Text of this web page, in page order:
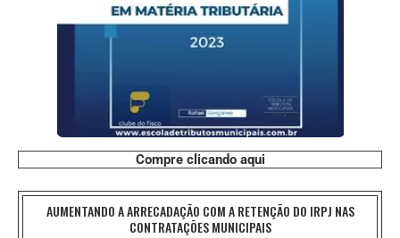
Compre clicando aqui
AUMENTANDO A ARRECADAÇÃO COM A RETENÇÃO DO IRPJ NAS
CONTRATAÇÕES MUNICIPAIS